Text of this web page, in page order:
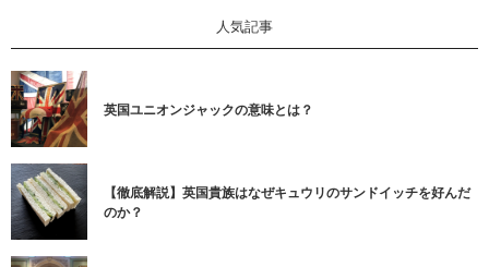
人気記事
英国ユニオンジャックの意味とは？
【徹底解説】英国貴族はなぜキュウリのサンドイッチを好んだ
のか？